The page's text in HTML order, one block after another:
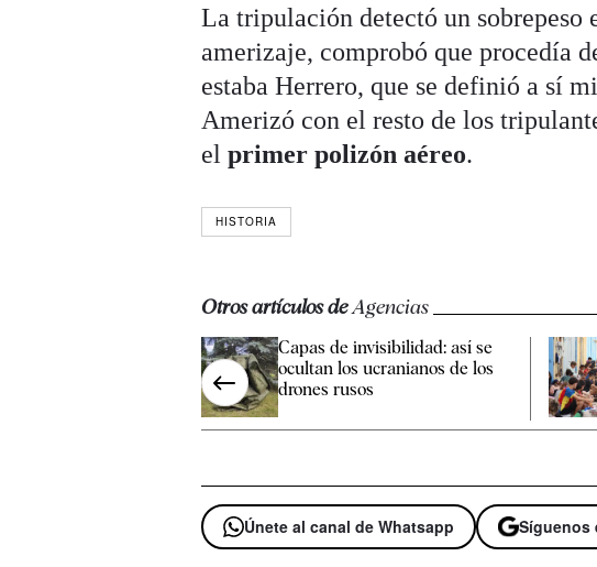
La tripulación detectó un sobrepeso
amerizaje, comprobó que procedía
estaba Herrero, que se definió a sí
Amerizó con el resto de los
elprimer polizón aéreo.
HISTORIA
Otros artículos deAgencias
Capas de invisibilidad: así se
ocultan los ucranianos de los
drones rusos
Únete al canal de Whatsapp Síguenos